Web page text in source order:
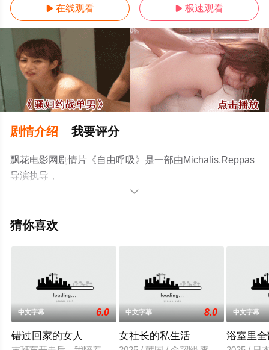
 在线观看  极速观看
剧情介绍 我要评分
飘花电影网剧情片《自由呼吸》是一部由Michalis,Reppas
导演执导，
Nena,Menti,Maria,Kavoyianni,Akilas,Karazisis,Joys,Evidi
整版电影大全就上飘花影院，更多相关信息可移步至豆瓣

猜你喜欢
中文字幕 6.0
错过回家的女人
中文字幕 8.0
女社长的私生活
中文字幕
浴室里